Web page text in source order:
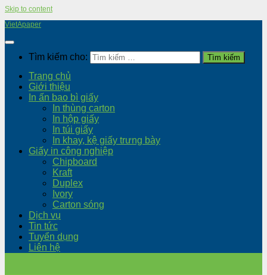
Skip to content
VietApaper
Tìm kiếm cho:
Trang chủ
Giới thiệu
In ấn bao bì giấy
In thùng carton
In hộp giấy
In túi giấy
In khay, kệ giấy trưng bày
Giấy in công nghiệp
Chipboard
Kraft
Duplex
Ivory
Carton sóng
Dịch vụ
Tin tức
Tuyển dụng
Liên hệ